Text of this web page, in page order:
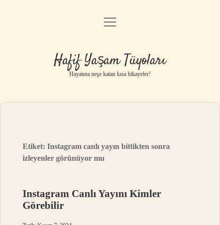
Anasayfa
Yasal Uyarı
menüyü
Hafif Yaşam Tüyoları
Hayatına neşe katan kısa hikayeler!
Etiket:Instagram canlı yayın bittikten sonra
izleyenler görünüyor mu
Instagram Canlı Yayını Kimler
Görebilir